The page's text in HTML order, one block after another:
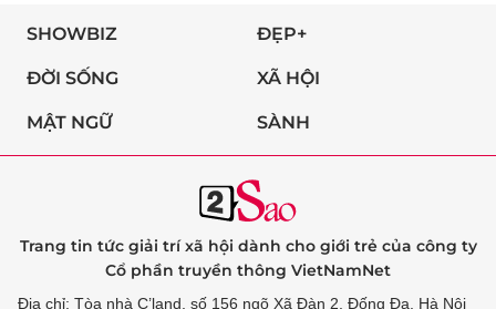
SHOWBIZ ĐẸP+
ĐỜI SỐNG XÃ HỘI
MẬT NGỮ SÀNH
Trang tin tức giải trí xã hội dành cho giới trẻ của công ty
Cổ phần truyền thông VietNamNet
Địa chỉ: Tòa nhà C’land, số 156 ngõ Xã Đàn 2, Đống Đa, Hà Nội